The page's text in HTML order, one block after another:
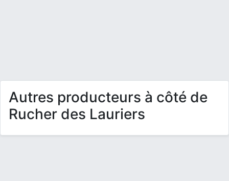
Autres producteurs à côté de
Rucher des Lauriers